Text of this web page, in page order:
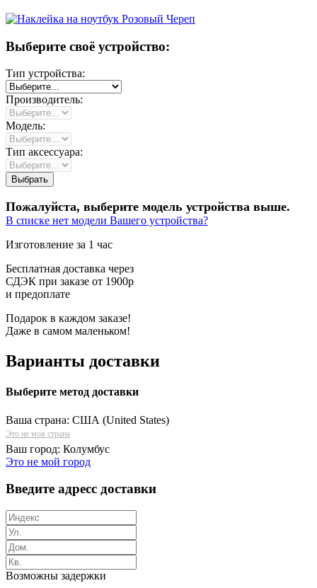
Выберите своё устройство:
Тип устройства:
Производитель:
Модель:
Тип аксессуара:
Пожалуйста, выберите модель устройства выше.
В списке нет модели Вашего устройства?
Изготовление за 1 час
Бесплатная доставка через
СДЭК при заказе от 1900р
и предоплате
Подарок в каждом заказе!
Даже в самом маленьком!
Варианты доставки
Выберите метод доставки
Ваша страна: США (United States)
Это не моя страна
Ваш город: Колумбус
Это не мой город
Введите адресс доставки
Возможны задержки